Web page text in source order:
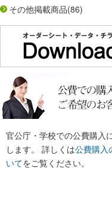
その他掲載商品(86)
官公庁・学校での公費購入
します。 詳しくは公費購入
いてをご覧ください。